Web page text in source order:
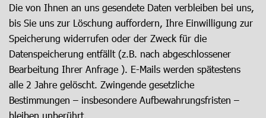
Die von Ihnen an uns gesendete Daten verbleiben bei uns,
bis Sie uns zur Löschung auffordern, Ihre Einwilligung zur
Speicherung widerrufen oder der Zweck für die
Datenspeicherung entfällt (z.B. nach abgeschlossener
Bearbeitung Ihrer Anfrage ). E-Mails werden spätestens
alle 2 Jahre gelöscht. Zwingende gesetzliche
Bestimmungen – insbesondere Aufbewahrungsfristen –
bleiben unberührt.